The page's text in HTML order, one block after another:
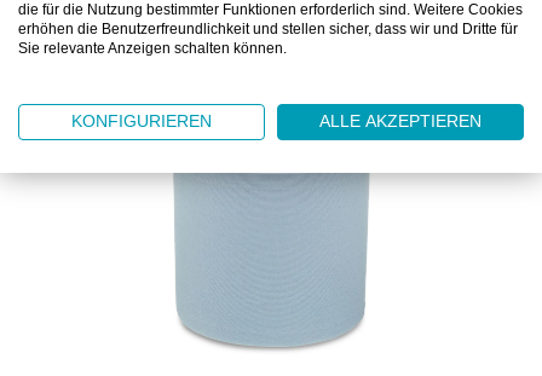
Produktgalerie überspringen
die für die Nutzung bestimmter Funktionen erforderlich sind. Weitere Cookies
erhöhen die Benutzerfreundlichkeit und stellen sicher, dass wir und Dritte für
Sie relevante Anzeigen schalten können.
KONFIGURIEREN ALLE AKZEPTIEREN